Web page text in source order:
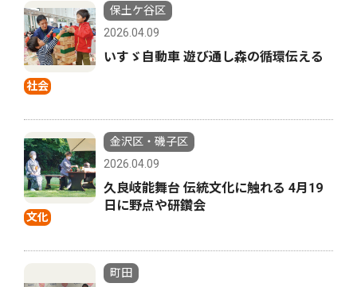
社会
保土ケ谷区
2026.04.09
いすゞ自動車 遊び通し森の循環伝える
文化
金沢区・磯子区
2026.04.09
久良岐能舞台 伝統文化に触れる 4月19
日に野点や研鑽会
町田